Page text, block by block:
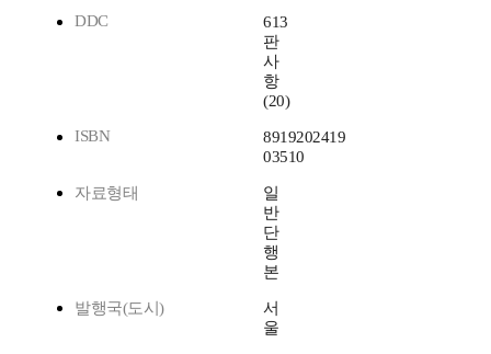
DDC
613
판
사
항
(20)
ISBN
8919202419
03510
자료형태
일
반
단
행
본
발행국(도시)
서
울